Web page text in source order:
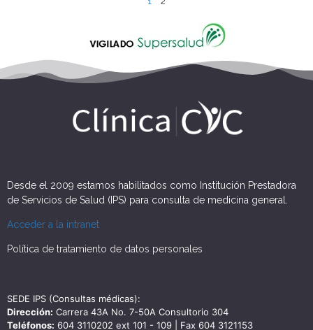
Desde el 2009 estamos habilitados como Institución Prestadora
de Servicios de Salud (IPS) para consulta de medicina general.
Acceder a la intranet
Política de tratamiento de datos personales
SEDE IPS (Consultas médicas):
Dirección: Carrera 43A No. 7-50A Consultorio 304
Teléfonos: 604 3110202 ext 101 - 109 | Fax 604 3121153